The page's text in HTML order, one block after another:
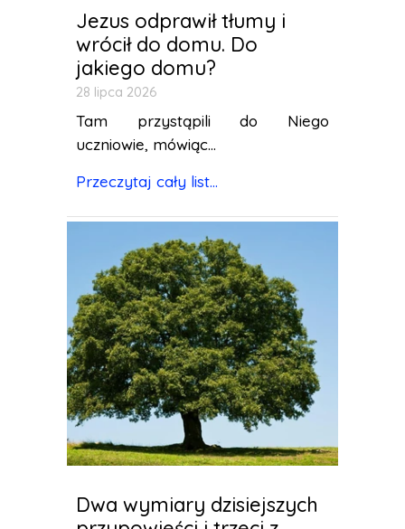
Jezus odprawił tłumy i
wrócił do domu. Do
jakiego domu?
28 lipca 2026
Tam przystąpili do Niego
uczniowie, mówiąc...
Przeczytaj cały list...
Dwa wymiary dzisiejszych